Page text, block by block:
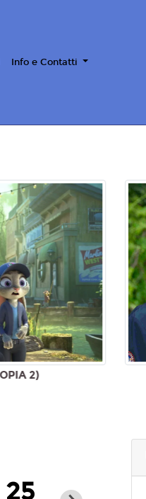
Info e Contatti
25